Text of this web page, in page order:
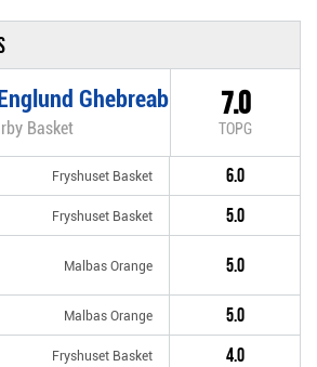
Ghebreab
Basket
7.0
TOPG
Fryshuset Basket 6.0
Fryshuset Basket 5.0
Malbas Orange 5.0
Malbas Orange 5.0
Fryshuset Basket 4.0